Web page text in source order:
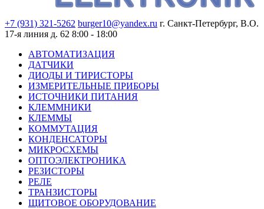
+7 (931) 321-5262 burger10@yandex.ru г. Санкт-Петербург, В.О.
17-я линия д. 62 8:00 - 18:00
АВТОМАТИЗАЦИЯ
ДАТЧИКИ
ДИОДЫ И ТИРИСТОРЫ
ИЗМЕРИТЕЛЬНЫЕ ПРИБОРЫ
ИСТОЧНИКИ ПИТАНИЯ
КЛЕММНИКИ
КЛЕММЫ
КОММУТАЦИЯ
КОНДЕНСАТОРЫ
МИКРОСХЕМЫ
ОПТОЭЛЕКТРОНИКА
РЕЗИСТОРЫ
РЕЛЕ
ТРАНЗИСТОРЫ
ЩИТОВОЕ ОБОРУДОВАНИЕ